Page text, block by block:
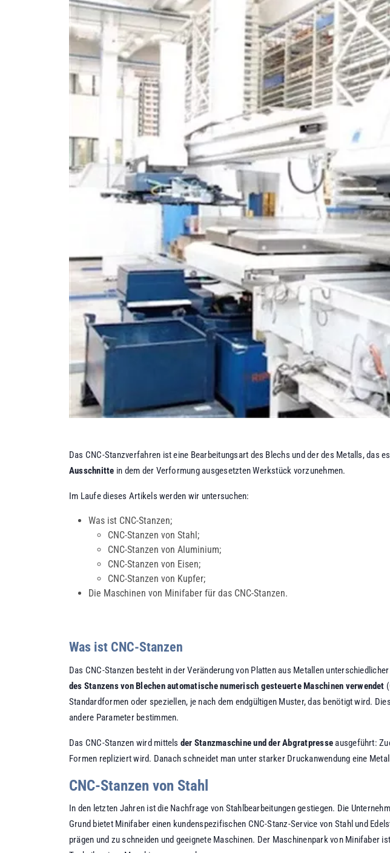
Das CNC-Stanzverfahren ist eine Bearbeitungsart des Blechs und der des Metalls, das
Ausschnitte in dem der Verformung ausgesetzten Werkstück vorzunehmen.
Im Laufe dieses Artikels werden wir untersuchen:
Was ist CNC-Stanzen;
CNC-Stanzen von Stahl;
CNC-Stanzen von Aluminium;
CNC-Stanzen von Eisen;
CNC-Stanzen von Kupfer;
Die Maschinen von Minifaber für das CNC-Stanzen.
Was ist CNC-Stanzen
Das CNC-Stanzen besteht in der Veränderung von Platten aus Metallen
des Stanzens von Blechen automatische numerisch gesteuerte Maschinen verwendet
Standardformen oder speziellen, je nach dem endgültigen Muster, das benötigt wird.
andere Parameter bestimmen.
Das CNC-Stanzen wird mittels der Stanzmaschine und der Abgratpresseausgeführt:
Formen repliziert wird. Danach schneidet man unter starker Druckanwendung eine
CNC-Stanzen von Stahl
In den letzten Jahren ist die Nachfrage von Stahlbearbeitungen gestiegen. Die
Grund bietet Minifaber einen kundenspezifischen CNC-Stanz-Service von Stahl und
prägen und zu schneiden und geeignete Maschinen. Der Maschinenpark von Minifaber